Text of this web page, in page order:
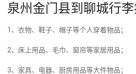
泉州金门县到聊城行
1、衣物、鞋子、帽子等个人穿着物品；
2、床上用品、毛巾、窗帘等家居用品；
3、家具、电器、厨房用品等大件物品；